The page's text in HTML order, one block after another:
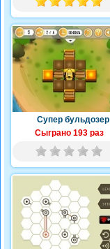
Супер бульдозер
Сыграно 193 раз